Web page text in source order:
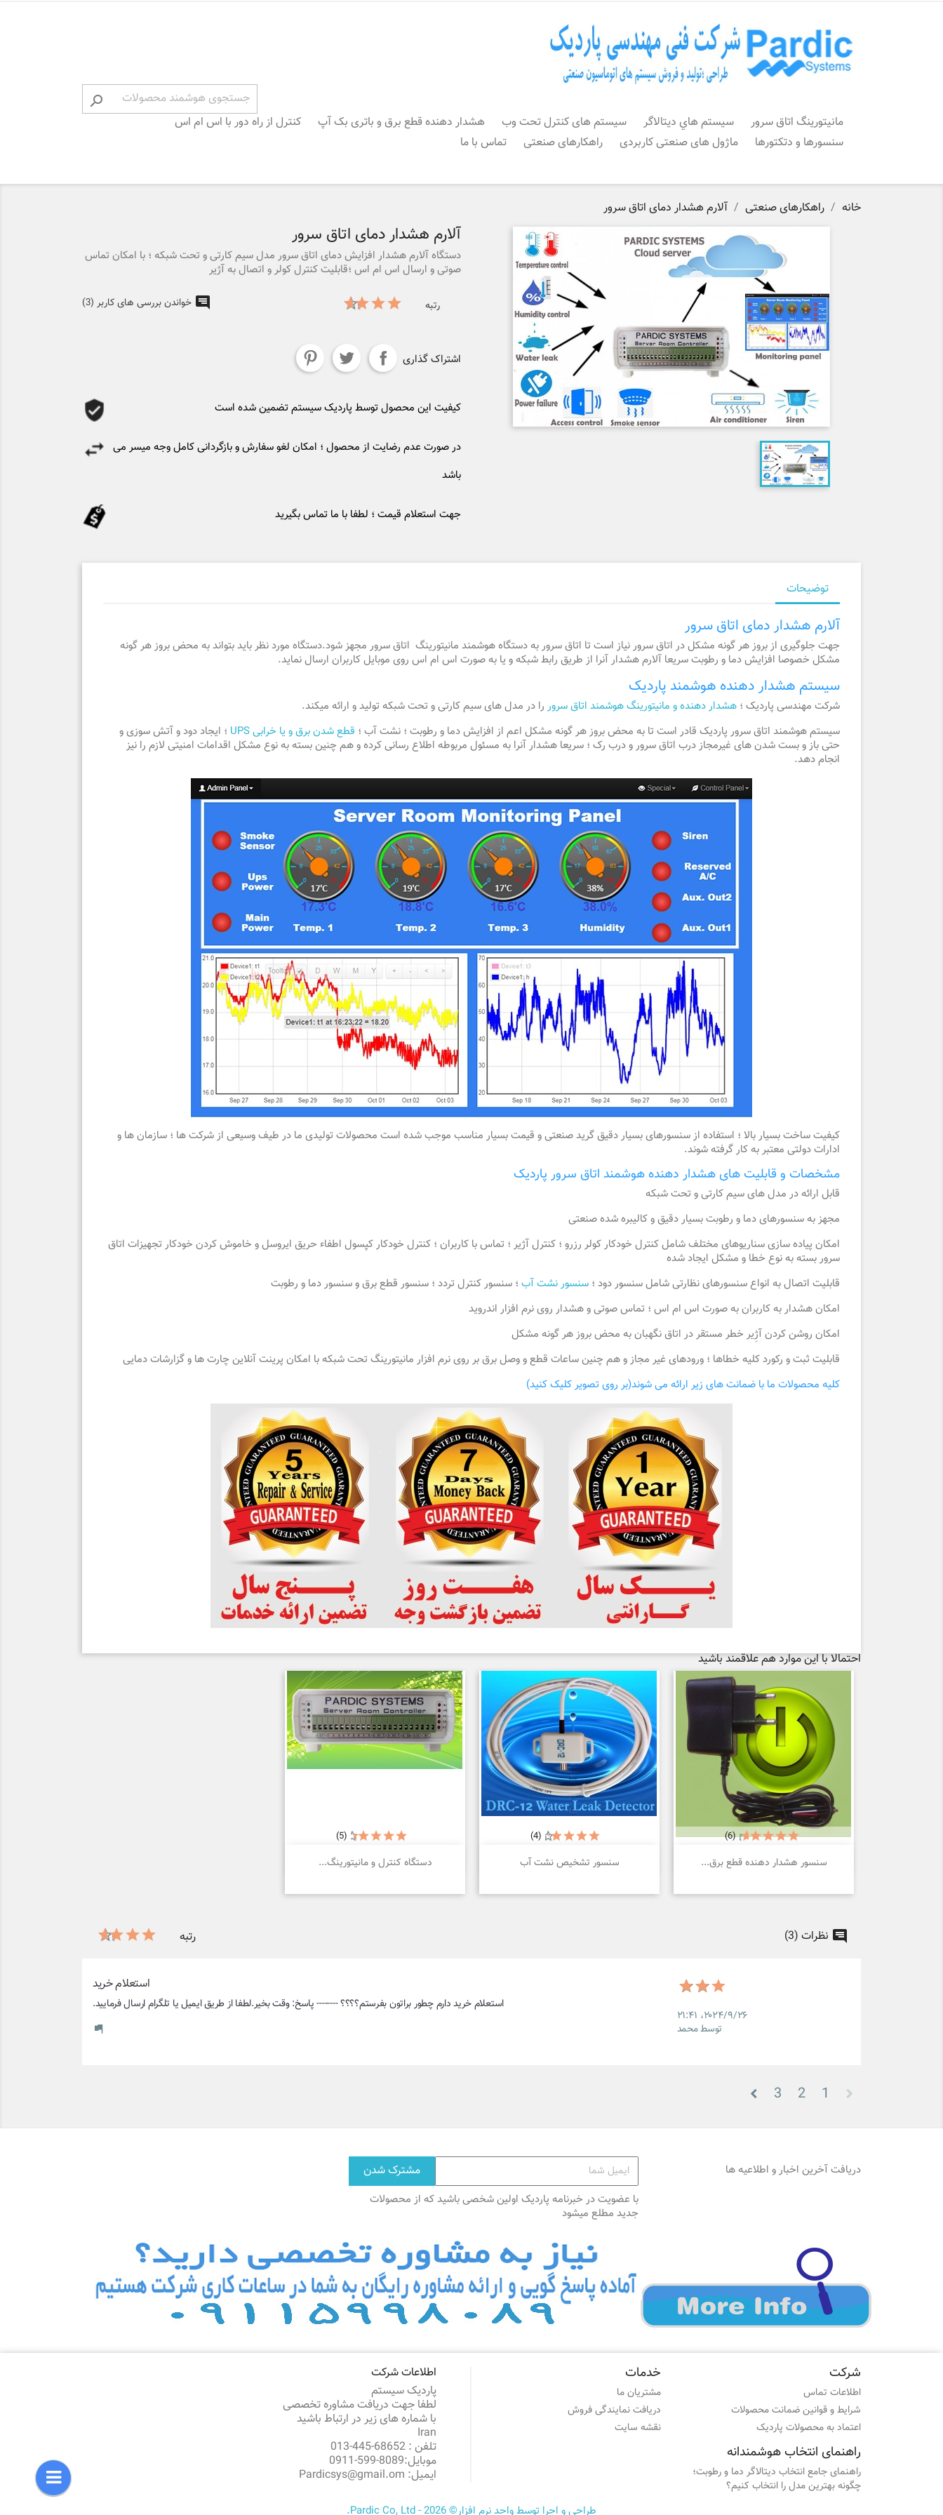

مانیتورینگ اتاق سرور سيستم هاي ديتالاگر سیستم های کنترل تحت وب هشدار دهنده قطع برق و باتری بک آپ
کنترل از راه دور با اس ام اس
سنسورها و دتکتورها
ماژول های صنعتی کاربردی راهکارهای صنعتی تماس با ما
خانه راهکارهای صنعتی آلارم هشدار دمای اتاق سرور
آلارم هشدار دمای اتاق سرور
دستگاه آلارم هشدار افزایش دمای اتاق سرور مدل سیم کارتی و تحت شبکه ؛ با امکان تماس
صوتی و ارسال اس ام اس ؛قابلیت کنترل کولر و اتصال به آژیر
رتبه خواندن بررسی های کاربر (3)
اشتراک گذاری
کیفیت این محصول توسط پاردیک سیستم تضمین شده است
در صورت عدم رضایت از محصول ؛ امکان لغو سفارش و بازگردانی کامل وجه میسر می
باشد
جهت استعلام قیمت ؛ لطفا با ما تماس بگیرید
توضیحات
آلارم هشدار دمای اتاق سرور
جهت جلوگیری از بروز هر گونه مشکل در اتاق سرور نیاز است تا اتاق سرور به دستگاه هوشمند مانیتورینگ اتاق سرور مجهز شود.دستگاه مورد نظر باید بتواند به محض بروز هر گونه
مشکل خصوصا افزایش دما و رطوبت سریعا آلارم هشدار آنرا از طریق رابط شبکه و یا به صورت اس ام اس روی موبایل کاربران ارسال نماید.
سیستم هشدار دهنده هوشمند پاردیک
شرکت مهندسی پاردیک ؛ هشدار دهنده و مانیتورینگ هوشمند اتاق سرور را در مدل های سیم کارتی و تحت شبکه تولید و ارائه میکند.
سیستم هوشمند اتاق سرور پاردیک قادر است تا به محض بروز هر گونه مشکل اعم از افزایش دما و رطوبت ؛ نشت آب ؛ قطع شدن برق و یا خرابی UPS
؛ ایجاد دود و آتش سوزی و
حتی باز و بست شدن های غیرمجاز درب اتاق سرور و درب رک ؛ سریعا هشدار آنرا به مسئول مربوطه اطلاع رسانی کرده و هم چنین بسته به نوع مشکل اقدامات امنیتی لازم را نیز
انجام دهد.
کیفیت ساخت بسیار بالا ؛ استفاده از سنسورهای بسیار دقیق گرید صنعتی و قیمت بسیار مناسب موجب شده است محصولات تولیدی ما در طیف وسیعی از شرکت ها ؛ سازمان ها و
ادارات دولتی معتبر به کار گرفته شوند.
مشخصات و قابلیت های هشدار دهنده هوشمند اتاق سرور پاردیک
قابل ارائه در مدل های سیم کارتی و تحت شبکه
مجهز به سنسورهای دما و رطوبت بسیار دقیق و کالیبره شده صنعتی
امکان پیاده سازی سناریوهای مختلف شامل کنترل خودکار کولر رزرو ؛ کنترل آژیر ؛ تماس با کاربران ؛ کنترل خودکار کپسول اطفاء حریق ایروسل و خاموش کردن خودکار تجهیزات اتاق
سرور بسته به نوع خطا و مشکل ایجاد شده
قابلیت اتصال به انواع سنسورهای نظارتی شامل سنسور دود ؛ سنسور نشت آب ؛ سنسور کنترل تردد ؛ سنسور قطع برق و سنسور دما و رطوبت
امکان هشدار به کاربران به صورت اس ام اس ؛ تماس صوتی و هشدار روی نرم افزار اندروید
امکان روشن کردن آژِیر خطر مستقر در اتاق نگهبان به محض بروز هر گونه مشکل
قابلیت ثبت و رکورد کلیه خطاها ؛ ورودهای غیر مجاز و هم چنین ساعات قطع و وصل برق بر روی نرم افزار مانیتورینگ تحت شبکه با امکان پرینت آنلاین چارت ها و گزارشات دمایی
کلیه محصولات ما با ضمانت های زیر ارائه می شوند(بر روی تصویر کلیک کنید)
احتمالا با این موارد هم علاقمند باشید
سنسور هشدار دهنده قطع برق...
(6)
نمایش سریع سنسور تشخیص نشت آب
(4)
 نمایش سریع دستگاه کنترل و مانیتورینگ...
(5)
نمایش سریع
نظرات (3) رتبه
۲۰۲۴/۹/۲۶،‏ ۲۱:۴۱
توسط محمد
استعلام خرید
استعلام خرید دارم چطور براتون بفرستم؟؟؟؟ -------- پاسخ: وقت بخیر.لطفا از طریق ایمیل یا تلگرام ارسال فرمایید.
1
2
3
دریافت آخرین اخبار و اطلاعیه ها
با عضویت در خبرنامه پاردیک اولین شخصی باشید که از محصولات
جدید مطلع میشود
شرکت
اطلاعات تماس
شرایط و قوانین ضمانت محصولات
اعتماد به محصولات پاردیک
خدمات
مشتریان ما
دریافت نمایندگی فروش
نقشه سایت
راهنمای انتخاب هوشمندانه
راهنمای جامع انتخاب دیتالاگر دما و رطوبت؛
چگونه بهترین مدل را انتخاب کنیم؟
اطلاعات شرکت
پاردیک سیستم
لطفا جهت دریافت مشاوره تخصصی
با شماره های زیر در ارتباط باشید
Iran
تلفن : 68652-445-013
موبایل:8089-599-0911
ایمیل: Pardicsys@gmail.om
طراحی و اجرا توسط واحد نرم افزار© 2026 - Pardic Co, Ltd.